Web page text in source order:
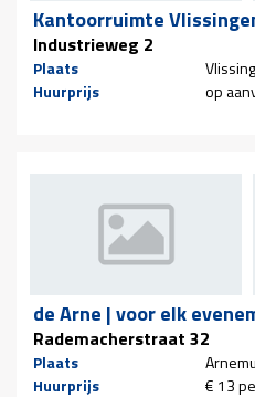
Kantoorruimte
Industrieweg 2
Plaats
Huurprijs
op
de Arne | voor elk
Rademacherstraat 32
Plaats
Huurprijs
€ 13